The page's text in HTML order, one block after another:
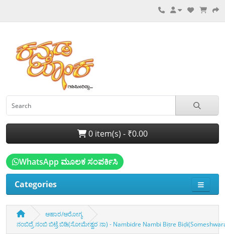
0 item(s) - ₹0.00
WhatsApp ಮೂಲಕ ಸಂಪರ್ಕಿಸಿ
Categories
ಆಹಾರ/ಆರೋಗ್ಯ
ನಂಬಿದ್ರೆ ನಂಬಿ ಬಿಟ್ರೆ ಬಿಡಿ(ಸೋಮೇಶ್ವರ ನಾ) - Nambidre Nambi Biṭre